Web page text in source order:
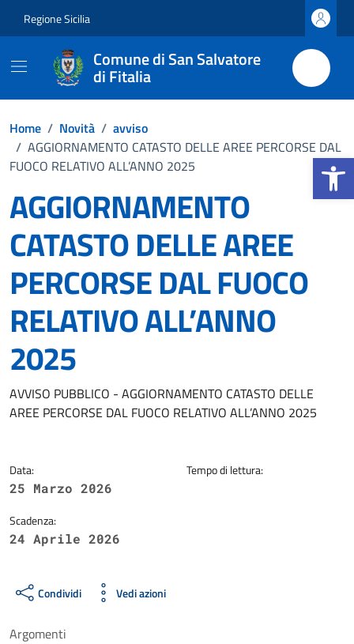
Apri la
Regione Sicilia
Comune di San Salvatore
di Fitalia
Home / Novità / avviso
/ AGGIORNAMENTO CATASTO DELLE AREE PERCORSE DAL
FUOCO RELATIVO ALL’ANNO 2025
AGGIORNAMENTO
CATASTO DELLE AREE
PERCORSE DAL FUOCO
RELATIVO ALL’ANNO
2025
Dettagli della notizia
AVVISO PUBBLICO - AGGIORNAMENTO CATASTO DELLE
AREE PERCORSE DAL FUOCO RELATIVO ALL’ANNO 2025
Data:
25 Marzo 2026
Scadenza:
24 Aprile 2026
Tempo di lettura:
Condividi Vedi azioni
Argomenti